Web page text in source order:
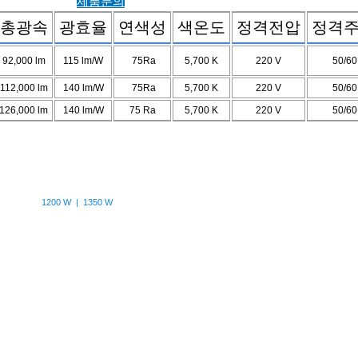
총광속 광효율 연색성 색온도 정격전압 정격
92,000 lm 115 lm/W 75Ra 5,700 K 220 V 50/
112,000 lm 140 lm/W 75Ra 5,700 K 220 V
50/
126,000 lm 140 lm/W 75 Ra 5,700 K 220 V 50/
1200 W | 1350 W